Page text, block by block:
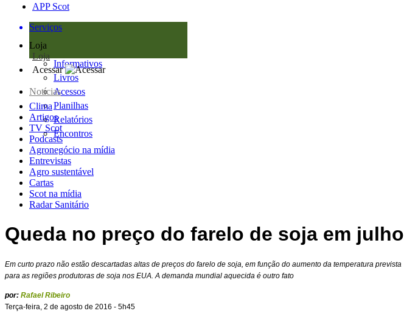
APP Scot
Serviços
Loja
Loja
Informativos
Livros
Acessos
Planilhas
Relatórios
Encontros
Acessar
Notícias
Clima
Artigos
TV Scot
Podcasts
Agronegócio na mídia
Entrevistas
Agro sustentável
Cartas
Scot na mídia
Radar Sanitário
Queda no preço do farelo de soja em julho
Em curto prazo não estão descartadas altas de preços do farelo de soja, em função do aumento da temperatura prevista
para as regiões produtoras de soja nos EUA. A demanda mundial aquecida é outro fato
por: Rafael Ribeiro
Terça-feira, 2 de agosto de 2016 - 5h45